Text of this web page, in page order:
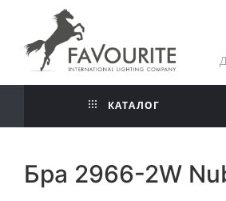
КАТАЛОГ
Бра 2966-2W